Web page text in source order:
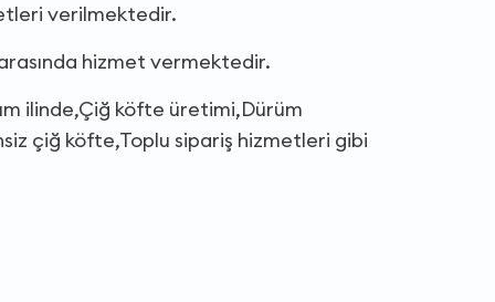
verilmektedir.
hizmet vermektedir.
ilinde,Çiğ köfte üretimi,Dürüm
çiğ köfte,Toplu sipariş hizmetleri gibi